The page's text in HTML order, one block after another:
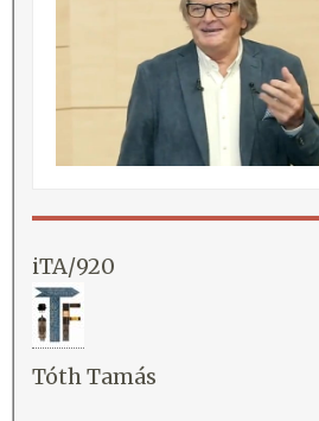
iTA/920
Tóth Tamás